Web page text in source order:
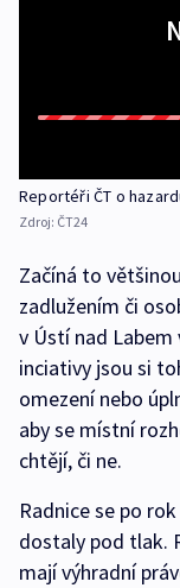
Reportéři ČT o
Zdroj: ČT24
Začíná to
zadlužením či
v Ústí nad
inciativy jsou si
omezení nebo
aby se místní
chtějí, či ne.
Radnice se po
dostaly pod tlak.
mají výhradní